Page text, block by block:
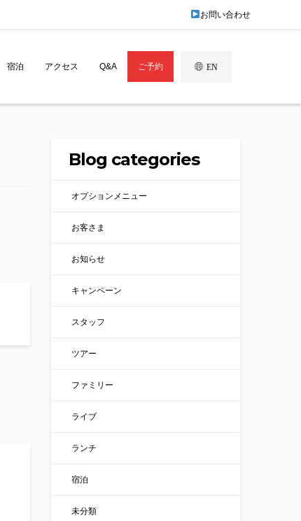
お問い合わせ
宿泊 アクセス Q&A ご予約 EN
Blog categories
オプションメニュー
お客さま
お知らせ
キャンペーン
スタッフ
ツアー
ファミリー
ライブ
ランチ
宿泊
未分類